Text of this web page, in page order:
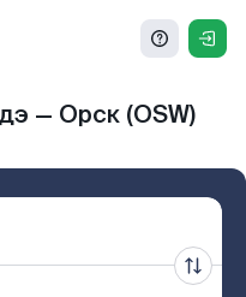
— Орск (OSW)